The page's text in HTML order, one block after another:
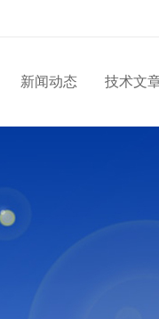
新闻动态 技术文